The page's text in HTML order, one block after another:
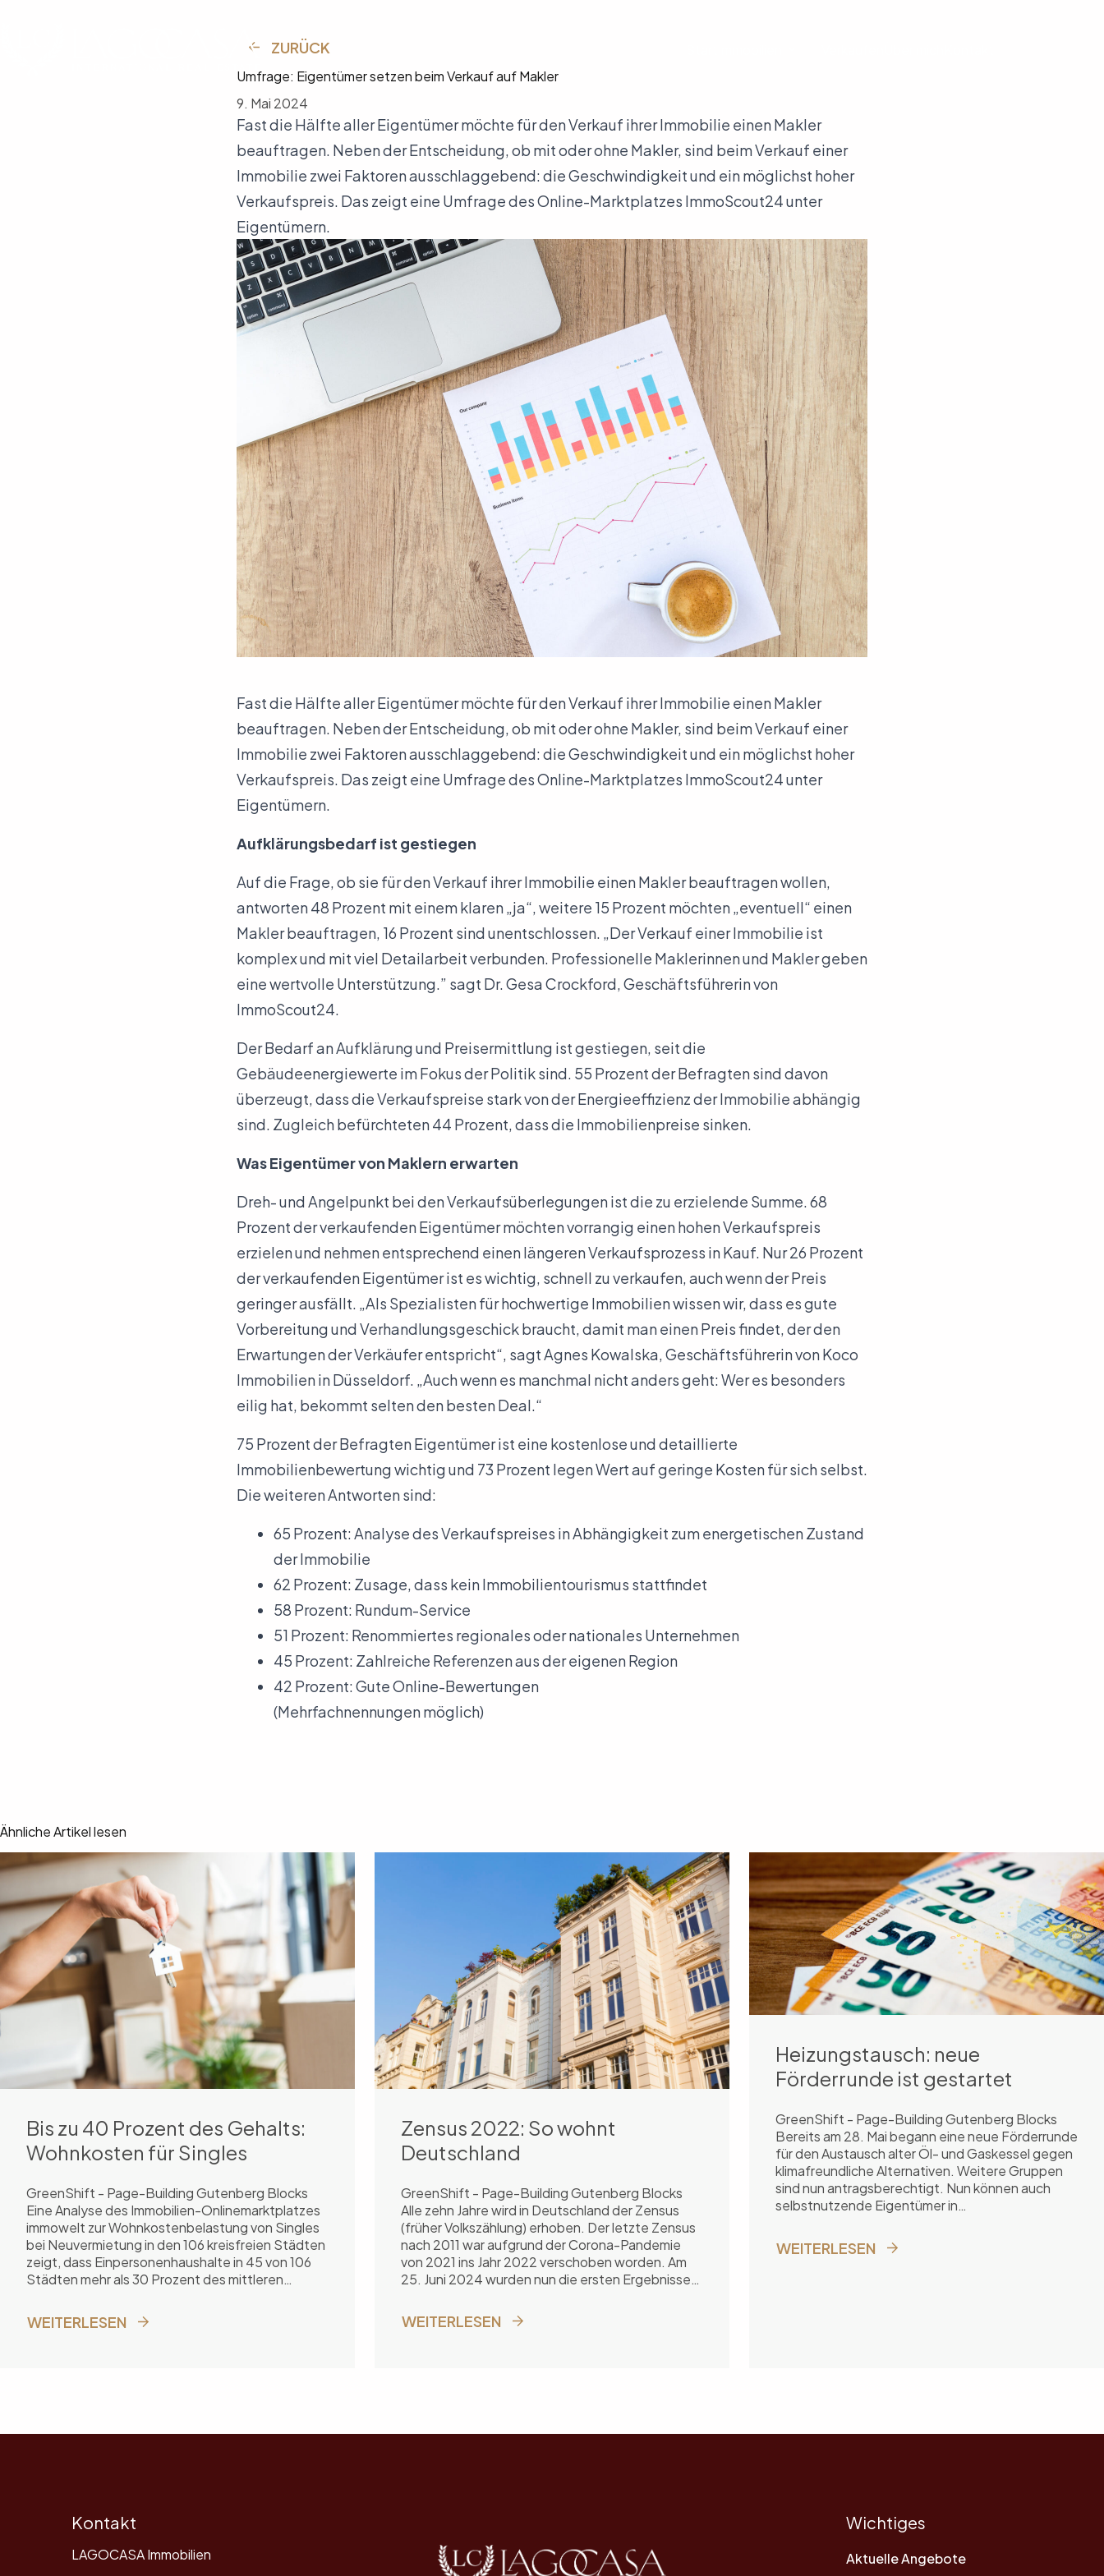
ZURÜCK
Umfrage: Eigentümer setzen beim Verkauf auf Makler
9. Mai 2024
Fast die Hälfte aller Eigentümer möchte für den Verkauf ihrer Immobilie einen Makler
beauftragen. Neben der Entscheidung, ob mit oder ohne Makler, sind beim Verkauf einer
Immobilie zwei Faktoren ausschlaggebend: die Geschwindigkeit und ein möglichst hoher
Verkaufspreis. Das zeigt eine Umfrage des Online-Marktplatzes ImmoScout24 unter
Eigentümern.
Fast die Hälfte aller Eigentümer möchte für den Verkauf ihrer Immobilie einen Makler
beauftragen. Neben der Entscheidung, ob mit oder ohne Makler, sind beim Verkauf einer
Immobilie zwei Faktoren ausschlaggebend: die Geschwindigkeit und ein möglichst hoher
Verkaufspreis. Das zeigt eine Umfrage des Online-Marktplatzes ImmoScout24 unter
Eigentümern.
Aufklärungsbedarf ist gestiegen
Auf die Frage, ob sie für den Verkauf ihrer Immobilie einen Makler beauftragen wollen,
antworten 48 Prozent mit einem klaren „ja“, weitere 15 Prozent möchten „eventuell“ einen
Makler beauftragen, 16 Prozent sind unentschlossen. „Der Verkauf einer Immobilie ist
komplex und mit viel Detailarbeit verbunden. Professionelle Maklerinnen und Makler geben
eine wertvolle Unterstützung.” sagt Dr. Gesa Crockford, Geschäftsführerin von
ImmoScout24.
Der Bedarf an Aufklärung und Preisermittlung ist gestiegen, seit die
Gebäudeenergiewerte im Fokus der Politik sind. 55 Prozent der Befragten sind davon
überzeugt, dass die Verkaufspreise stark von der Energieeffizienz der Immobilie abhängig
sind. Zugleich befürchteten 44 Prozent, dass die Immobilienpreise sinken.
Was Eigentümer von Maklern erwarten
Dreh- und Angelpunkt bei den Verkaufsüberlegungen ist die zu erzielende Summe. 68
Prozent der verkaufenden Eigentümer möchten vorrangig einen hohen Verkaufspreis
erzielen und nehmen entsprechend einen längeren Verkaufsprozess in Kauf. Nur 26 Prozent
der verkaufenden Eigentümer ist es wichtig, schnell zu verkaufen, auch wenn der Preis
geringer ausfällt. „Als Spezialisten für hochwertige Immobilien wissen wir, dass es gute
Vorbereitung und Verhandlungsgeschick braucht, damit man einen Preis findet, der den
Erwartungen der Verkäufer entspricht“, sagt Agnes Kowalska, Geschäftsführerin von Koco
Immobilien in Düsseldorf. „Auch wenn es manchmal nicht anders geht: Wer es besonders
eilig hat, bekommt selten den besten Deal.“
75 Prozent der Befragten Eigentümer ist eine kostenlose und detaillierte
Immobilienbewertung wichtig und 73 Prozent legen Wert auf geringe Kosten für sich selbst.
Die weiteren Antworten sind:
65 Prozent: Analyse des Verkaufspreises in Abhängigkeit zum energetischen Zustand
der Immobilie
62 Prozent: Zusage, dass kein Immobilientourismus stattfindet
58 Prozent: Rundum-Service
51 Prozent: Renommiertes regionales oder nationales Unternehmen
45 Prozent: Zahlreiche Referenzen aus der eigenen Region
42 Prozent: Gute Online-Bewertungen
(Mehrfachnennungen möglich)
Ähnliche Artikel lesen
Bis zu 40 Prozent des Gehalts:
Wohnkosten für Singles
GreenShift - Page-Building Gutenberg Blocks
Eine Analyse des Immobilien-Onlinemarktplatzes
immowelt zur Wohnkostenbelastung von Singles
bei Neuvermietung in den 106 kreisfreien Städten
zeigt, dass Einpersonenhaushalte in 45 von 106
Städten mehr als 30 Prozent des mittleren
müssen. In München ist die Belastung mit 40
Prozent am höchsten.
WEITERLESEN
Zensus 2022: So wohnt
Deutschland
GreenShift - Page-Building Gutenberg Blocks
Alle zehn Jahre wird in Deutschland der Zensus
(früher Volkszählung) erhoben. Der letzte Zensus
nach 2011 war aufgrund der Corona-Pandemie
von 2021 ins Jahr 2022 verschoben worden. Am
25. Juni 2024 wurden nun die ersten Ergebnisse
WEITERLESEN
Heizungstausch: neue
Förderrunde ist gestartet
GreenShift - Page-Building Gutenberg Blocks
Bereits am 28. Mai begann eine neue Förderrunde
für den Austausch alter Öl- und Gaskessel gegen
klimafreundliche Alternativen. Weitere Gruppen
sind nun antragsberechtigt. Nun können auch
selbstnutzende Eigentümer in
Wohnungseigentümergemeinschaften ihren
Antrag stellen.
WEITERLESEN
Kontakt
LAGOCASA Immobilien
Wichtiges
Aktuelle Angebote